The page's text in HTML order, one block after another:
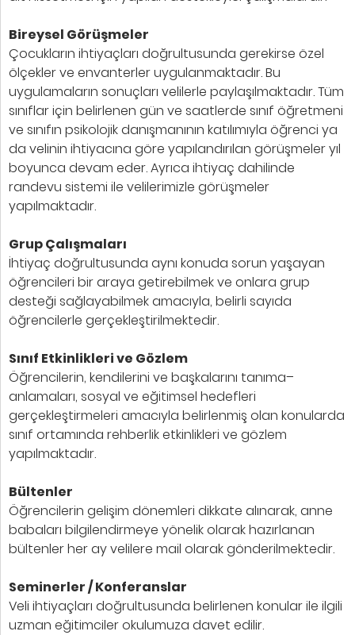
Bireysel Görüşmeler
Çocukların ihtiyaçları doğrultusunda gerekirse özel
ölçekler ve envanterler uygulanmaktadır. Bu
uygulamaların sonuçları velilerle paylaşılmaktadır. Tüm
sınıflar için belirlenen gün ve saatlerde sınıf öğretmeni
ve sınıfın psikolojik danışmanının katılımıyla öğrenci ya
da velinin ihtiyacına göre yapılandırılan görüşmeler yıl
boyunca devam eder. Ayrıca ihtiyaç dahilinde
randevu sistemi ile velilerimizle görüşmeler
yapılmaktadır.
Grup Çalışmaları
İhtiyaç doğrultusunda aynı konuda sorun yaşayan
öğrencileri bir araya getirebilmek ve onlara grup
desteği sağlayabilmek amacıyla, belirli sayıda
öğrencilerle gerçekleştirilmektedir.
Sınıf Etkinlikleri ve Gözlem
Öğrencilerin, kendilerini ve başkalarını tanıma–
anlamaları, sosyal ve eğitimsel hedefleri
gerçekleştirmeleri amacıyla belirlenmiş olan konularda
sınıf ortamında rehberlik etkinlikleri ve gözlem
yapılmaktadır.
Bültenler
Öğrencilerin gelişim dönemleri dikkate alınarak, anne
babaları bilgilendirmeye yönelik olarak hazırlanan
bültenler her ay velilere mail olarak gönderilmektedir.
Seminerler / Konferanslar
Veli ihtiyaçları doğrultusunda belirlenen konular ile ilgili
uzman eğitimciler okulumuza davet edilir.